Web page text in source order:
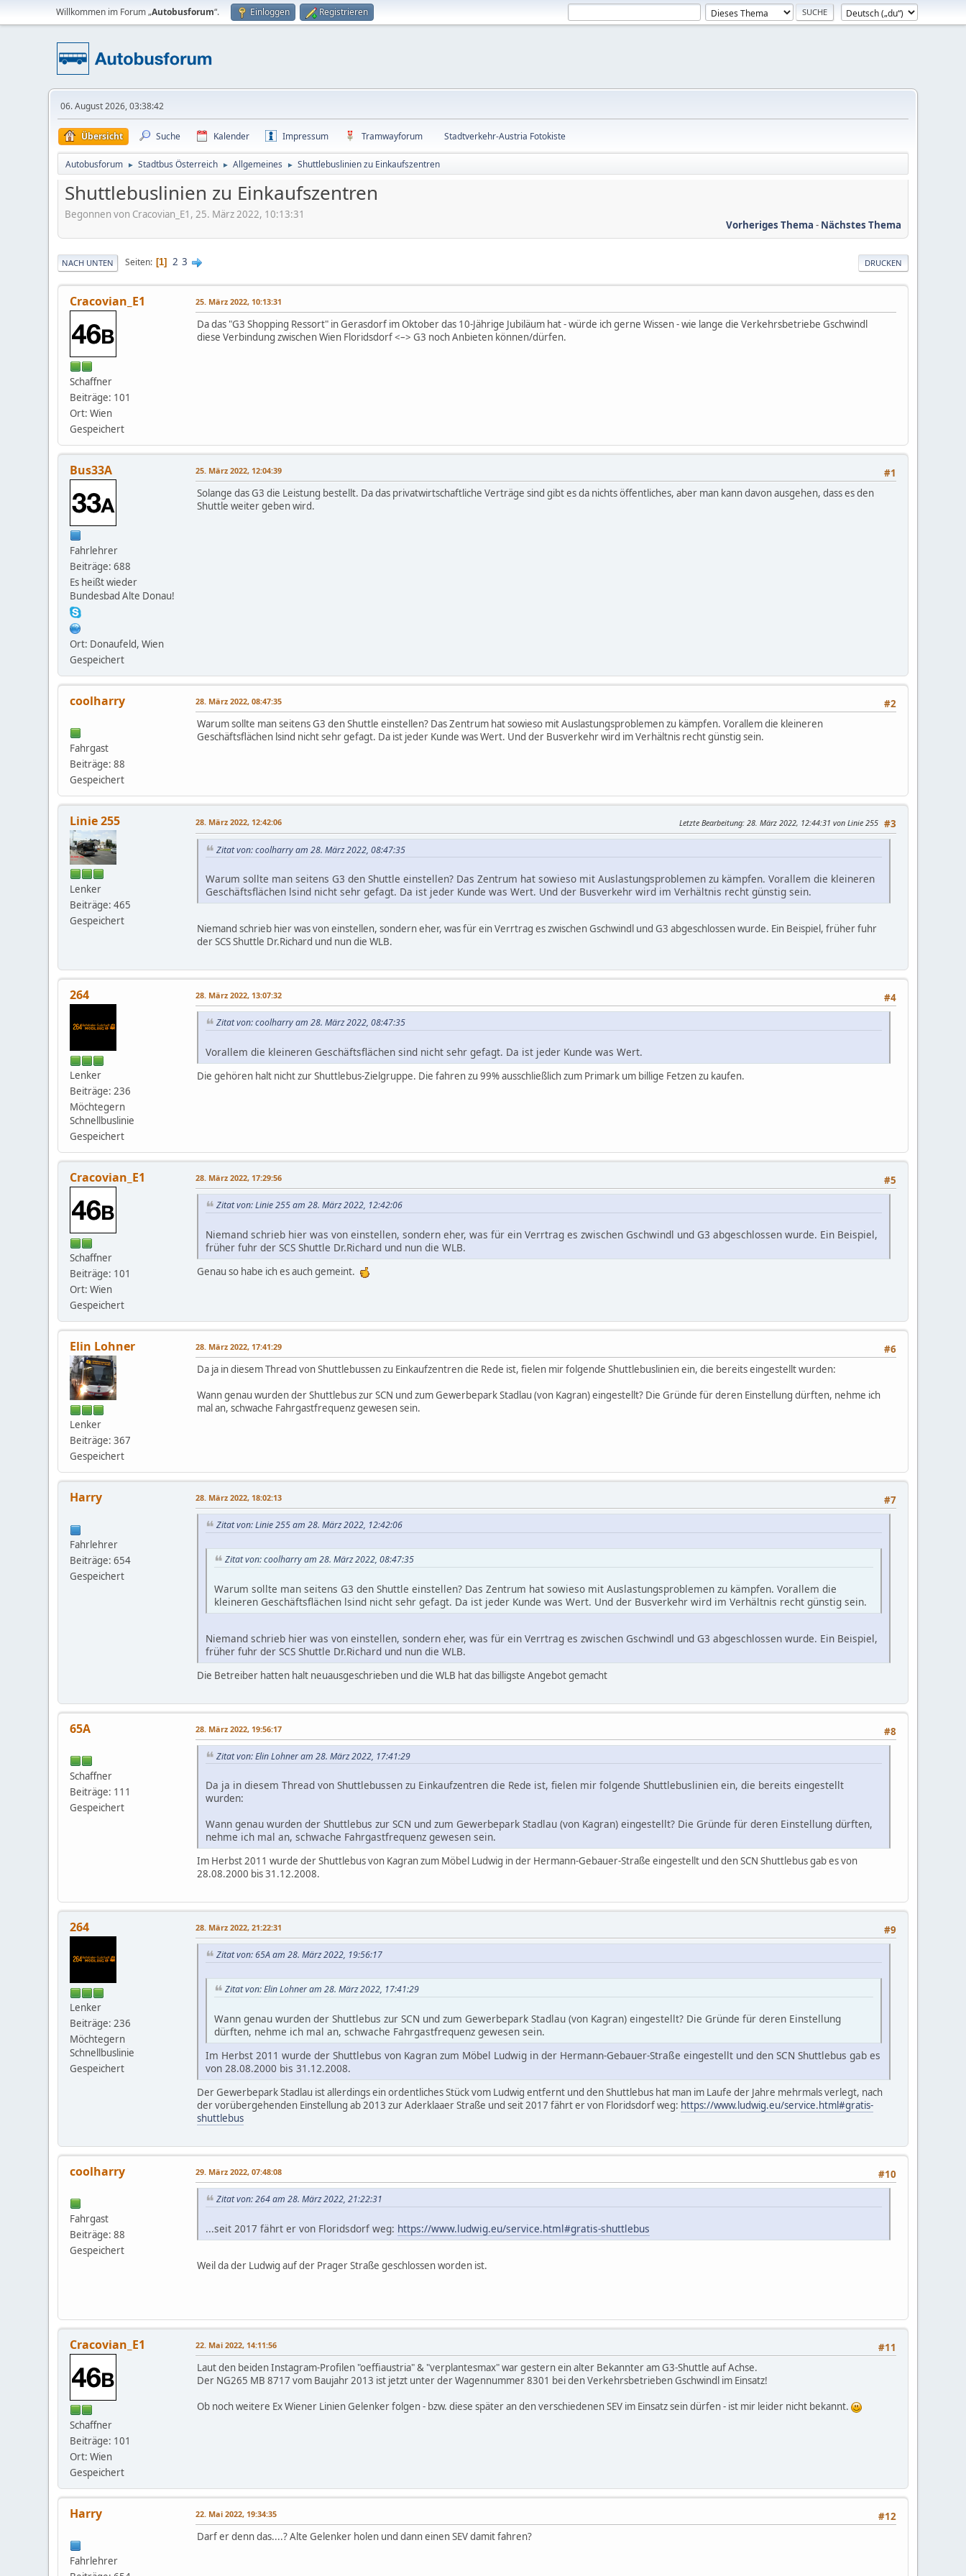
Willkommen im Forum „Autobusforum“. Einloggen Registrieren
06. August 2026, 03:38:42
Übersicht Suche Kalender Impressum Tramwayforum Stadtverkehr-Austria Fotokiste
Autobusforum ► Stadtbus Österreich ► Allgemeines ► Shuttlebuslinien zu Einkaufszentren
Shuttlebuslinien zu Einkaufszentren
Begonnen von Cracovian_E1, 25. März 2022, 10:13:31
Vorheriges Thema - Nächstes Thema
DRUCKEN
NACH UNTEN Seiten 1 2 3
Cracovian_E1
Schaffner
Beiträge: 101
Ort: Wien
Gespeichert
25. März 2022, 10:13:31
Da das "G3 Shopping Ressort" in Gerasdorf im Oktober das 10-Jährige Jubiläum hat - würde ich gerne Wissen - wie lange die Verkehrsbetriebe Gschwindl
diese Verbindung zwischen Wien Floridsdorf <–> G3 noch Anbieten können/dürfen.
Bus33A
Fahrlehrer
Beiträge: 688
Es heißt wieder
Bundesbad Alte Donau!
Ort: Donaufeld, Wien
Gespeichert
#1
25. März 2022, 12:04:39
Solange das G3 die Leistung bestellt. Da das privatwirtschaftliche Verträge sind gibt es da nichts öffentliches, aber man kann davon ausgehen, dass es den
Shuttle weiter geben wird.
coolharry
Fahrgast
Beiträge: 88
Gespeichert
#2
28. März 2022, 08:47:35
Warum sollte man seitens G3 den Shuttle einstellen? Das Zentrum hat sowieso mit Auslastungsproblemen zu kämpfen. Vorallem die kleineren
Geschäftsflächen lsind nicht sehr gefagt. Da ist jeder Kunde was Wert. Und der Busverkehr wird im Verhältnis recht günstig sein.
Linie 255
Lenker
Beiträge: 465
Gespeichert
#3
28. März 2022, 12:42:06 Letzte Bearbeitung: 28. März 2022, 12:44:31 von Linie 255
Zitat von: coolharry am 28. März 2022, 08:47:35
Warum sollte man seitens G3 den Shuttle einstellen? Das Zentrum hat sowieso mit Auslastungsproblemen zu kämpfen. Vorallem die kleineren
Geschäftsflächen lsind nicht sehr gefagt. Da ist jeder Kunde was Wert. Und der Busverkehr wird im Verhältnis recht günstig sein.
Niemand schrieb hier was von einstellen, sondern eher, was für ein Verrtrag es zwischen Gschwindl und G3 abgeschlossen wurde. Ein Beispiel, früher fuhr
der SCS Shuttle Dr.Richard und nun die WLB.
264
Lenker
Beiträge: 236
Möchtegern
Schnellbuslinie
Gespeichert
#4
28. März 2022, 13:07:32
Zitat von: coolharry am 28. März 2022, 08:47:35
Vorallem die kleineren Geschäftsflächen sind nicht sehr gefagt. Da ist jeder Kunde was Wert.
Die gehören halt nicht zur Shuttlebus-Zielgruppe. Die fahren zu 99% ausschließlich zum Primark um billige Fetzen zu kaufen.
Cracovian_E1
Schaffner
Beiträge: 101
Ort: Wien
Gespeichert
#5
28. März 2022, 17:29:56
Zitat von: Linie 255 am 28. März 2022, 12:42:06
Niemand schrieb hier was von einstellen, sondern eher, was für ein Verrtrag es zwischen Gschwindl und G3 abgeschlossen wurde. Ein Beispiel,
früher fuhr der SCS Shuttle Dr.Richard und nun die WLB.
Genau so habe ich es auch gemeint.
Elin Lohner
Lenker
Beiträge: 367
Gespeichert
#6
28. März 2022, 17:41:29
Da ja in diesem Thread von Shuttlebussen zu Einkaufzentren die Rede ist, fielen mir folgende Shuttlebuslinien ein, die bereits eingestellt wurden:
Wann genau wurden der Shuttlebus zur SCN und zum Gewerbepark Stadlau (von Kagran) eingestellt? Die Gründe für deren Einstellung dürften, nehme ich
mal an, schwache Fahrgastfrequenz gewesen sein.
Harry
Fahrlehrer
Beiträge: 654
Gespeichert
#7
28. März 2022, 18:02:13
Zitat von: Linie 255 am 28. März 2022, 12:42:06
Zitat von: coolharry am 28. März 2022, 08:47:35
Warum sollte man seitens G3 den Shuttle einstellen? Das Zentrum hat sowieso mit Auslastungsproblemen zu kämpfen. Vorallem die
kleineren Geschäftsflächen lsind nicht sehr gefagt. Da ist jeder Kunde was Wert. Und der Busverkehr wird im Verhältnis recht günstig sein.
Niemand schrieb hier was von einstellen, sondern eher, was für ein Verrtrag es zwischen Gschwindl und G3 abgeschlossen wurde. Ein Beispiel,
früher fuhr der SCS Shuttle Dr.Richard und nun die WLB.
Die Betreiber hatten halt neuausgeschrieben und die WLB hat das billigste Angebot gemacht
65A
Schaffner
Beiträge: 111
Gespeichert
#8
28. März 2022, 19:56:17
Zitat von: Elin Lohner am 28. März 2022, 17:41:29
Da ja in diesem Thread von Shuttlebussen zu Einkaufzentren die Rede ist, fielen mir folgende Shuttlebuslinien ein, die bereits eingestellt
wurden:
Wann genau wurden der Shuttlebus zur SCN und zum Gewerbepark Stadlau (von Kagran) eingestellt? Die Gründe für deren Einstellung dürften,
nehme ich mal an, schwache Fahrgastfrequenz gewesen sein.
Im Herbst 2011 wurde der Shuttlebus von Kagran zum Möbel Ludwig in der Hermann-Gebauer-Straße eingestellt und den SCN Shuttlebus gab es von
28.08.2000 bis 31.12.2008.
264
Lenker
Beiträge: 236
Möchtegern
Schnellbuslinie
Gespeichert
#9
28. März 2022, 21:22:31
Zitat von: 65A am 28. März 2022, 19:56:17
Zitat von: Elin Lohner am 28. März 2022, 17:41:29
Wann genau wurden der Shuttlebus zur SCN und zum Gewerbepark Stadlau (von Kagran) eingestellt? Die Gründe für deren Einstellung
dürften, nehme ich mal an, schwache Fahrgastfrequenz gewesen sein.
Im Herbst 2011 wurde der Shuttlebus von Kagran zum Möbel Ludwig in der Hermann-Gebauer-Straße eingestellt und den SCN Shuttlebus gab es
von 28.08.2000 bis 31.12.2008.
Der Gewerbepark Stadlau ist allerdings ein ordentliches Stück vom Ludwig entfernt und den Shuttlebus hat man im Laufe der Jahre mehrmals verlegt, nach
der vorübergehenden Einstellung ab 2013 zur Aderklaaer Straße und seit 2017 fährt er von Floridsdorf weg: https://www.ludwig.eu/service.html#gratis-
shuttlebus
coolharry
Fahrgast
Beiträge: 88
Gespeichert
#10
29. März 2022, 07:48:08
Zitat von: 264 am 28. März 2022, 21:22:31
...seit 2017 fährt er von Floridsdorf weg: https://www.ludwig.eu/service.html#gratis-shuttlebus
Weil da der Ludwig auf der Prager Straße geschlossen worden ist.
Cracovian_E1
Schaffner
Beiträge: 101
Ort: Wien
Gespeichert
#11
22. Mai 2022, 14:11:56
Laut den beiden Instagram-Profilen "oeffiaustria" & "verplantesmax" war gestern ein alter Bekannter am G3-Shuttle auf Achse.
Der NG265 MB 8717 vom Baujahr 2013 ist jetzt unter der Wagennummer 8301 bei den Verkehrsbetrieben Gschwindl im Einsatz!
Ob noch weitere Ex Wiener Linien Gelenker folgen - bzw. diese später an den verschiedenen SEV im Einsatz sein dürfen - ist mir leider nicht bekannt.
Harry
Fahrlehrer
#12
22. Mai 2022, 19:34:35
Darf er denn das....? Alte Gelenker holen und dann einen SEV damit fahren?